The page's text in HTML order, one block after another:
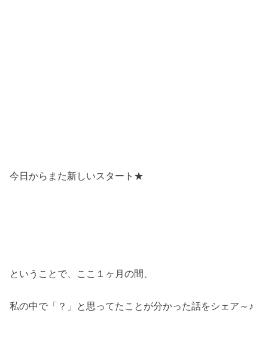
今日からまた新しいスタート★
ということで、ここ１ヶ月の間、
私の中で「？」と思ってたことが分かった話をシェア～♪